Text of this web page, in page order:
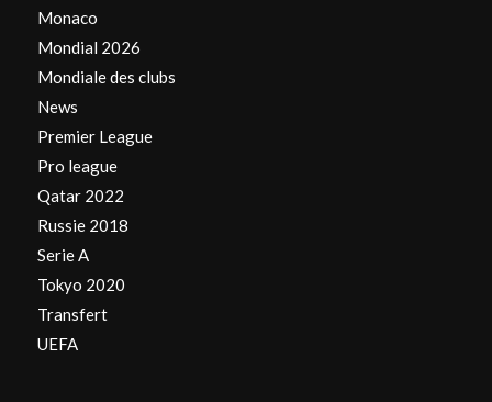
Monaco
Mondial 2026
Mondiale des clubs
News
Premier League
Pro league
Qatar 2022
Russie 2018
Serie A
Tokyo 2020
Transfert
UEFA